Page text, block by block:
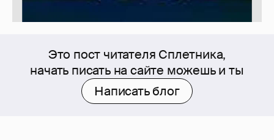
Это пост читателя Сплетника,
начать писать на сайте можешь и ты
Написать блог